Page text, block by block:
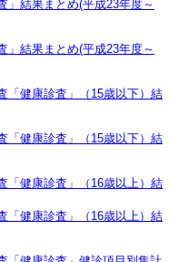
」結果まとめ(平成23年度～
」結果まとめ(平成23年度～
「健康診査」（15歳以下）結
「健康診査」（15歳以下）結
「健康診査」（16歳以上）結
「健康診査」（16歳以上）結